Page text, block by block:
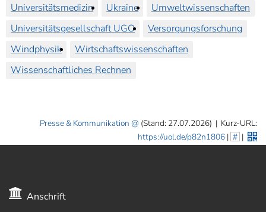
Universitätsmedizin
Ukraine
Umweltwissenschaften
Universitätsgesellschaft UGO
Versorgungsforschung
Windphysik
Wirtschaftswissenschaften
Wissenschaftliches Rechnen
Presse & Kommunikation (Stand: 27.07.2026) | Kurz-URL:
https://uol.de/p82n1806| # |
Anschrift